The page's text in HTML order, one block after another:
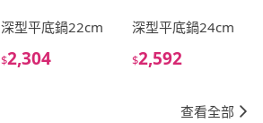
深型平底鍋22cm
$2,304
深型平底鍋24cm
$2,592
查看全部